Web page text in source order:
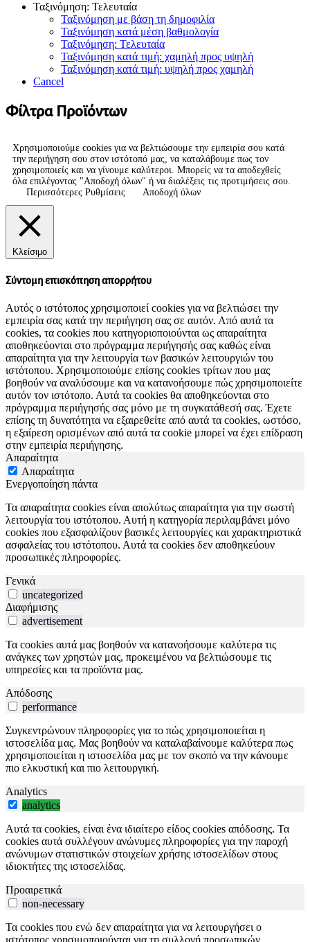
Ταξινόμηση: Τελευταία
Ταξινόμηση με βάση τη δημοφιλία
Ταξινόμηση κατά μέση βαθμολογία
Ταξινόμηση: Τελευταία
Ταξινόμηση κατά τιμή: χαμηλή προς υψηλή
Ταξινόμηση κατά τιμή: υψηλή προς χαμηλή
Cancel
Φίλτρα Προϊόντων
Χρησιμοποιούμε cookies για να βελτιώσουμε την εμπειρία σου κατά
την περιήγηση σου στον ιστότοπό μας, να καταλάβουμε πως τον
χρησιμοποιείς και να γίνουμε καλύτεροι. Μπορείς να τα αποδεχθείς
όλα επιλέγοντας "Αποδοχή όλων" ή να διαλέξεις τις προτιμήσεις σου.
Περισσότερες Ρυθμίσεις
Αποδοχή όλων
Κλείσιμο
Σύντομη επισκόπηση απορρήτου
Αυτός ο ιστότοπος χρησιμοποιεί cookies για να βελτιώσει την
εμπειρία σας κατά την περιήγηση σας σε αυτόν. Από αυτά τα
cookies, τα cookies που κατηγοριοποιούνται ως απαραίτητα
αποθηκεύονται στο πρόγραμμα περιήγησής σας καθώς είναι
απαραίτητα για την λειτουργία των βασικών λειτουργιών του
ιστότοπου. Χρησιμοποιούμε επίσης cookies τρίτων που μας
βοηθούν να αναλύσουμε και να κατανοήσουμε πώς χρησιμοποιείτε
αυτόν τον ιστότοπο. Αυτά τα cookies θα αποθηκεύονται στο
πρόγραμμα περιήγησής σας μόνο με τη συγκατάθεσή σας. Έχετε
επίσης τη δυνατότητα να εξαιρεθείτε από αυτά τα cookies, ωστόσο,
η εξαίρεση ορισμένων από αυτά τα cookie μπορεί να έχει επίδραση
στην εμπειρία περιήγησης.
Απαραίτητα
Απαραίτητα
Ενεργοποίηση πάντα
Τα απαραίτητα cookies είναι απολύτως απαραίτητα για την σωστή
λειτουργία του ιστότοπου. Αυτή η κατηγορία περιλαμβάνει μόνο
cookies που εξασφαλίζουν βασικές λειτουργίες και χαρακτηριστικά
ασφαλείας του ιστότοπου. Αυτά τα cookies δεν αποθηκεύουν
προσωπικές πληροφορίες.
Γενικά
uncategorized
Διαφήμισης
advertisement
Τα cookies αυτά μας βοηθούν να κατανοήσουμε καλύτερα τις
ανάγκες των χρηστών μας, προκειμένου να βελτιώσουμε τις
υπηρεσίες και τα προϊόντα μας.
Απόδοσης
performance
Συγκεντρώνουν πληροφορίες για το πώς χρησιμοποιείται η
ιστοσελίδα μας. Μας βοηθούν να καταλαβαίνουμε καλύτερα πως
χρησιμοποιείται η ιστοσελίδα μας με τον σκοπό να την κάνουμε
πιο ελκυστική και πιο λειτουργική.
Analytics
analytics
Αυτά τα cookies, είναι ένα ιδιαίτερο είδος cookies απόδοσης. Τα
cookies αυτά συλλέγουν ανώνυμες πληροφορίες για την παροχή
ανώνυμων στατιστικών στοιχείων χρήσης ιστοσελίδων στους
ιδιοκτήτες της ιστοσελίδας.
Προαιρετικά
non-necessary
Τα cookies που ενώ δεν απαραίτητα για να λειτουργήσει ο
ιστότοπος χρησιμοποιούνται για τη συλλογή προσωπικών